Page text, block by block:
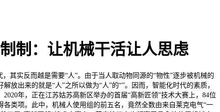
制：让机械干活让人思虑
实反而越是需要“人”。由于当人取动物同源的“物性”逐步被机械的
放出来的就是“人”之所以做为“人”的“”。因而，智能化时代的素质，
年，正在江苏姑苏高新区举办的首届“高新匠领”技术大赛上，84位
各类项。此中，机械人使用组的前五名，竟然全数由来自莱克电气“一